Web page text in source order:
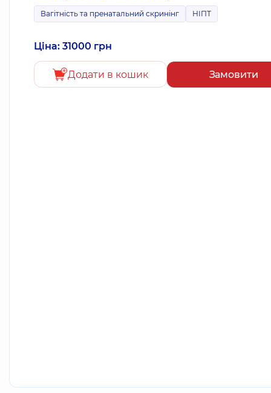
Вагітність та пренатальний скринінг НІПТ
Ціна: 31000 грн
Додати в кошик Замовити